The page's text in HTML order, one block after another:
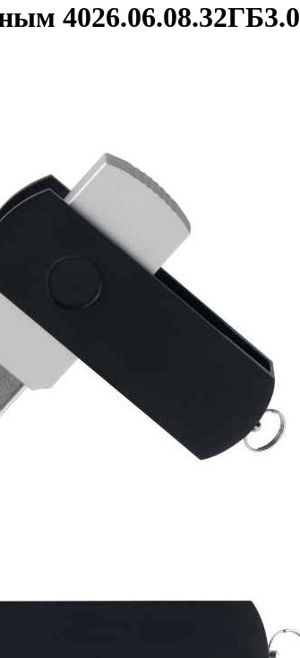
4026.06.08.32ГБ3.0